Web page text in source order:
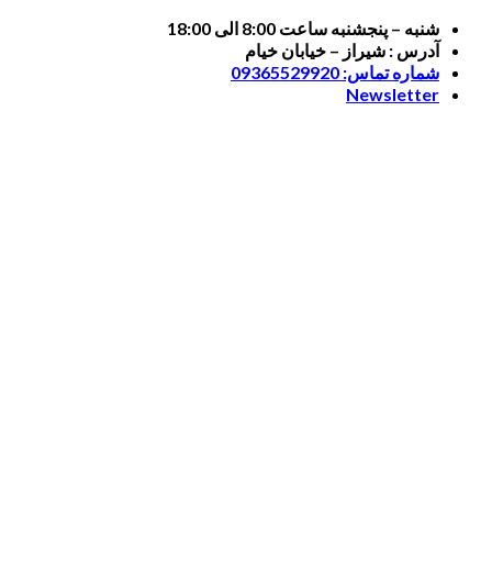
Skip
content
شنبه – پنجشنبه ساعت 8:00 الی 18:00
آدرس : شیراز – خیابان خیام
شماره تماس: 09365529920
Newsletter